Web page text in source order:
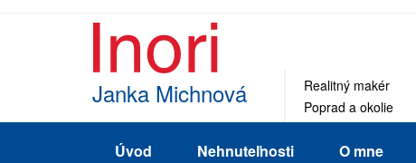
Janka Michnová
Realitný makér
Poprad a okolie
Úvod Nehnuteľnosti O mne